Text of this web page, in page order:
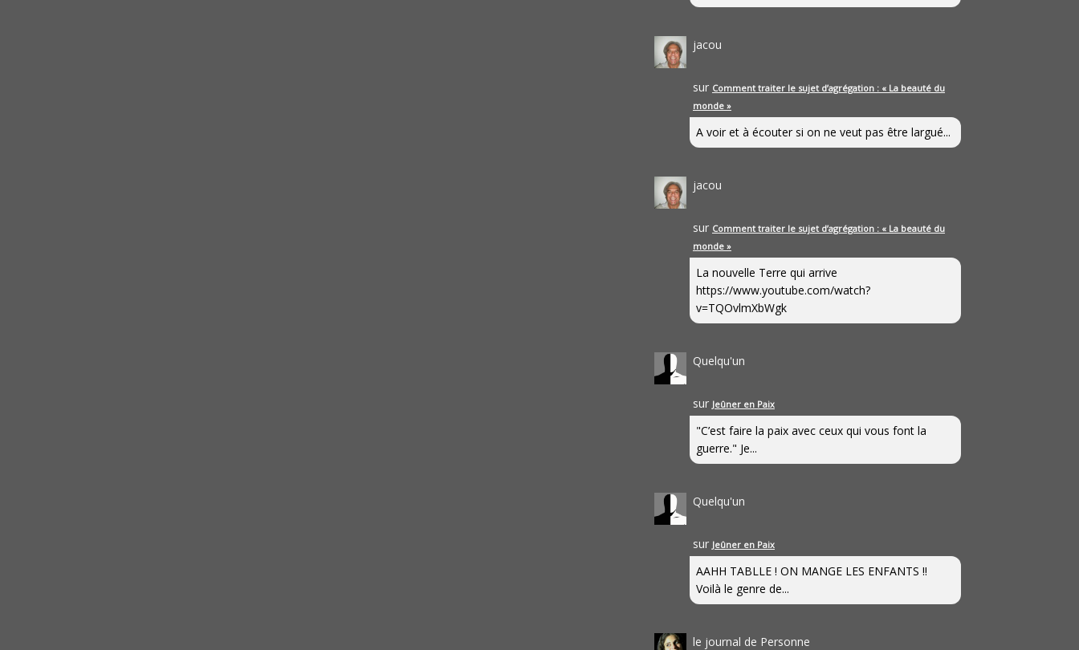
jacou
sur Comment traiter le sujet d’agrégation : « La beauté du
monde »
A voir et à écouter si on ne veut pas être largué...
jacou
sur Comment traiter le sujet d’agrégation : « La beauté du
monde »
La nouvelle Terre qui arrive
https://www.youtube.com/watch?
v=TQOvlmXbWgk
Quelqu'un
sur Jeûner en Paix
"C’est faire la paix avec ceux qui vous font la
guerre." Je...
Quelqu'un
sur Jeûner en Paix
AAHH TABLLE ! ON MANGE LES ENFANTS !!
Voilà le genre de...
le journal de Personne